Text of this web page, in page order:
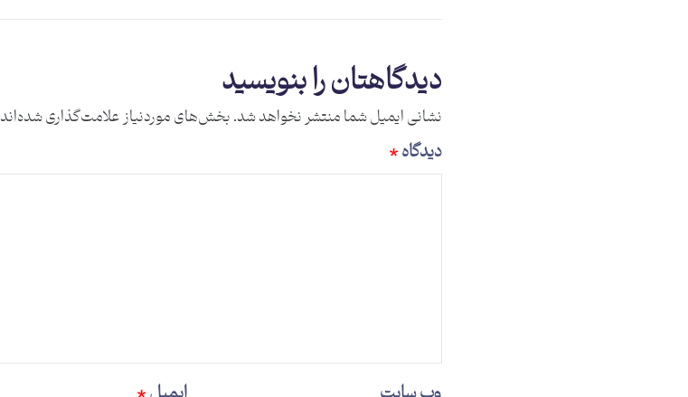
دیدگاهتان را بنویسید
نشانی ایمیل شما منتشر نخواهد شد.بخش‌های موردنیاز علامت‌گذاری شده‌اند
دیدگاه*